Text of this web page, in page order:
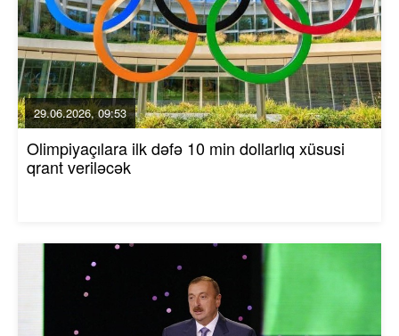
29.06.2026, 09:53
Olimpiyaçılara ilk dəfə 10 min dollarlıq xüsusi
qrant veriləcək